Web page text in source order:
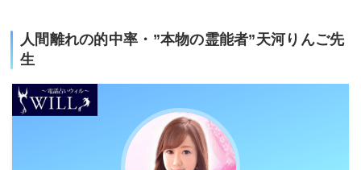
人間離れの的中率・”本物の霊能者”天河りんご先
生